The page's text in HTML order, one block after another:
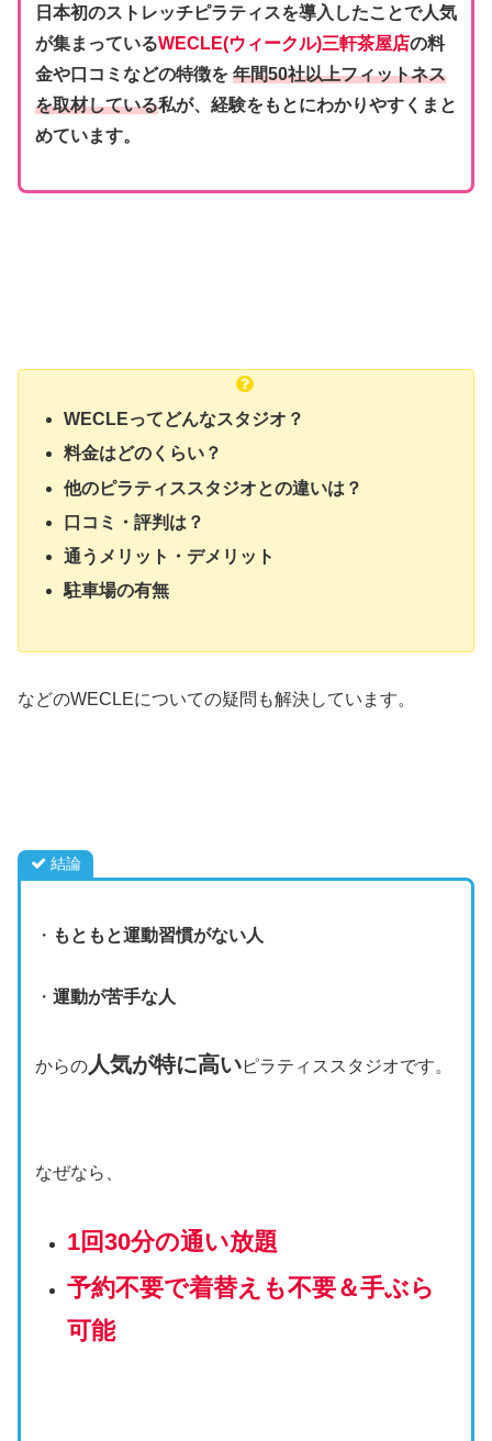
日本初のストレッチピラティスを導入したことで人気
が集まっているWECLE(ウィークル)三軒茶屋店の料
金や口コミなどの特徴を 年間50社以上フィットネス
を取材している私が、経験をもとにわかりやすくまと
めています。
WECLEってどんなスタジオ？
料金はどのくらい？
他のピラティススタジオとの違いは？
口コミ・評判は？
通うメリット・デメリット
駐車場の有無
などのWECLEについての疑問も解決しています。
結論
・ もともと運動習慣がない人
・ 運動が苦手な人
からの人気が特に高いピラティススタジオです。
なぜなら、
1回30分の通い放題
予約不要で着替えも不要＆手ぶら
可能